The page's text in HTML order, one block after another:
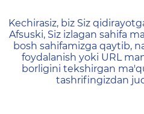
404 —
Kechirasiz, biz Siz
Afsuski, Siz izlagan sahifa
bosh sahifamizga qaytib,
foydalanish yoki URL
borligini tekshirgan
tashrifingizdan